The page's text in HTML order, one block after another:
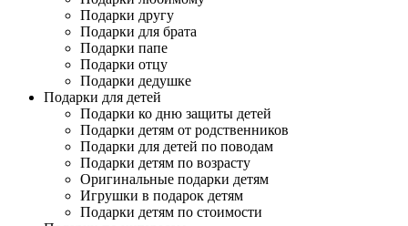
Подарки другу
Подарки для брата
Подарки папе
Подарки отцу
Подарки дедушке
Подарки для детей
Подарки ко дню защиты детей
Подарки детям от родственников
Подарки для детей по поводам
Подарки детям по возрасту
Оригинальные подарки детям
Игрушки в подарок детям
Подарки детям по стоимости